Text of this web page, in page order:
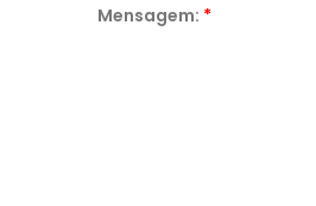
Mensagem: *